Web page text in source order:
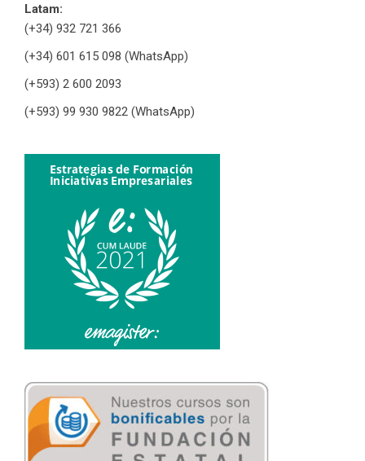
Latam:
(+34) 932 721 366
(+34) 601 615 098 (WhatsApp)
(+593) 2 600 2093
(+593) 99 930 9822 (WhatsApp)